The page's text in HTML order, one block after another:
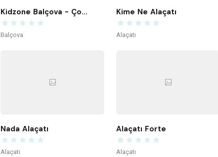
Kidzone Balçova - Çocuk Gelişim ve Aktivite Merkezi
Balçova
Kime Ne Alaçatı
Alaçatı
Nada Alaçatı
Alaçatı
Alaçatı Forte
Alaçatı